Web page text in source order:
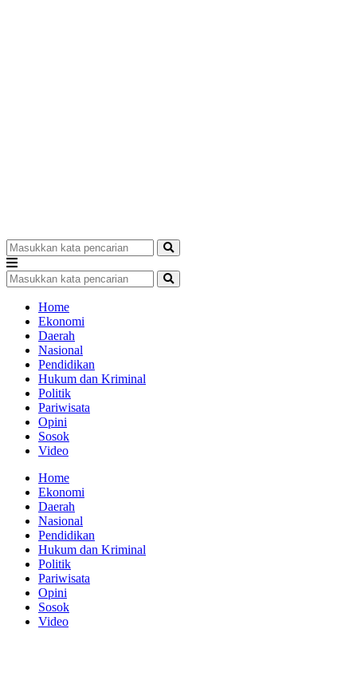
Home
Ekonomi
Daerah
Nasional
Pendidikan
Hukum dan Kriminal
Politik
Pariwisata
Opini
Sosok
Video
Home
Ekonomi
Daerah
Nasional
Pendidikan
Hukum dan Kriminal
Politik
Pariwisata
Opini
Sosok
Video